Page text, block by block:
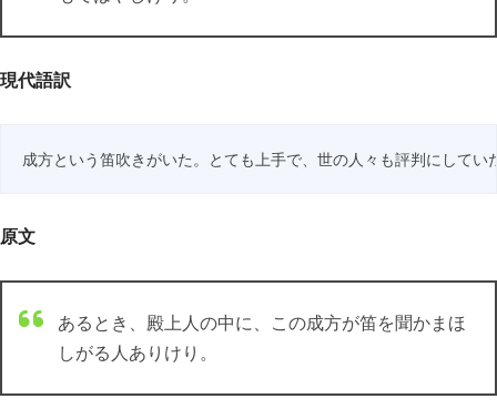
現代語訳
成方という笛吹きがいた。とても上手で、世の人々も評判にしてい
原文
あるとき、殿上人の中に、この成方が笛を聞かまほ
しがる人ありけり。